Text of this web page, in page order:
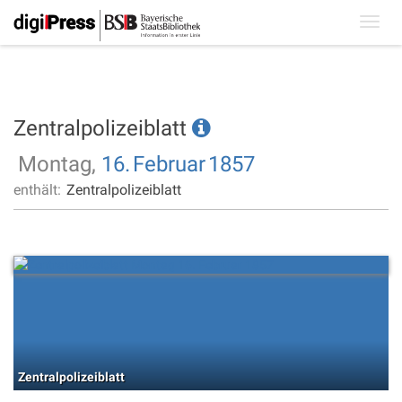
Zentralpolizeiblatt
Montag, 16. Februar1857
enthält: Zentralpolizeiblatt
Zentralpolizeiblatt